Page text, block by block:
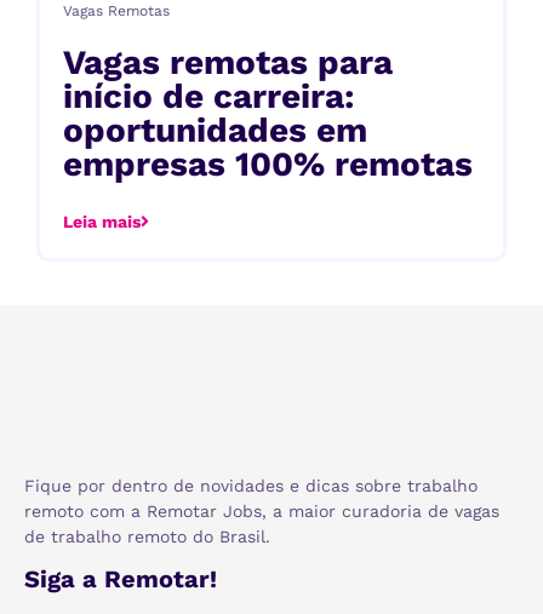
Vagas Remotas
Vagas remotas para
início de carreira:
oportunidades em
empresas 100% remotas
Leia mais
Fique por dentro de novidades e dicas sobre trabalho
remoto com a Remotar Jobs, a maior curadoria de vagas
de trabalho remoto do Brasil.
Siga a Remotar!